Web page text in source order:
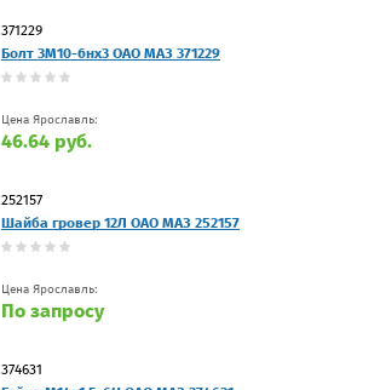
371229
Болт 3М10-6нх3 ОАО МАЗ 371229
Цена Ярославль:
46.64 руб.
252157
Шайба гровер 12Л ОАО МАЗ 252157
Цена Ярославль:
По запросу
374631